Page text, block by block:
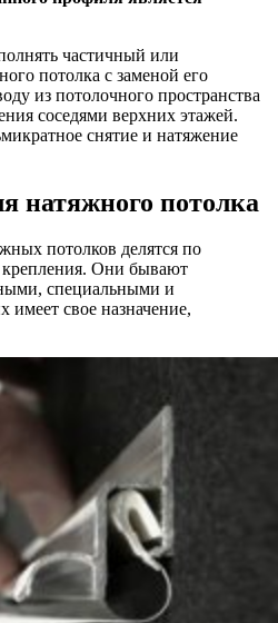
частичный или
потолка с заменой его
из потолочного пространства
соседями верхних этажей.
снятие и натяжение
натяжного потолка
потолков делятся по
Они бывают
специальными и
свое назначение,